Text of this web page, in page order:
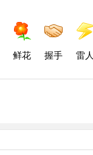
鲜花 握手 雷